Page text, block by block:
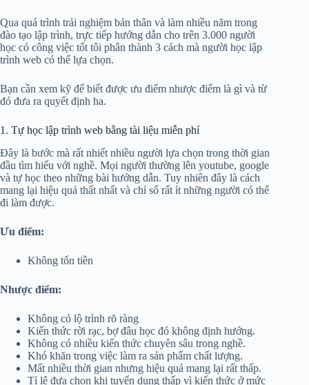
Qua quá trình trải nghiệm bản thân và làm nhiều năm trong
đào tạo lập trình, trực tiếp hướng dẫn cho trên 3.000 người
học có công việc tốt tôi phân thành 3 cách mà người học lập
trình web có thể lựa chọn.
Bạn cần xem kỹ để biết được ưu điểm nhược điểm là gì và từ
đó đưa ra quyết định ha.
1. Tự học lập trình web bằng tài liệu miễn phí
Đây là bước mà rất nhiết nhiều người lựa chọn trong thời gian
đầu tìm hiểu với nghề. Mọi người thường lên youtube, google
và tự học theo những bài hướng dẫn. Tuy nhiên đây là cách
mang lại hiệu quả thất nhất và chỉ số rất ít những người có thể
đi làm được.
Ưu điểm:
Không tốn tiền
Nhược điểm:
Không có lộ trình rõ ràng
Kiến thức rời rạc, bợ đâu học đó không định hướng.
Không có nhiều kiến thức chuyên sâu trong nghề.
Khó khăn trong việc làm ra sản phẩm chất lượng.
Mất nhiều thời gian nhưng hiệu quả mang lại rất thấp.
Tỉ lệ đựa chọn khi tuyển dụng thấp vì kiến thức ở mức